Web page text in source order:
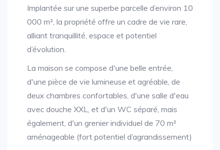
Implantée sur une superbe parcelle d’environ 10
000 m², la propriété offre un cadre de vie rare,
alliant tranquillité, espace et potentiel
d’évolution.
La maison se compose d'une belle entrée,
d'une pièce de vie lumineuse et agréable, de
deux chambres confortables, d'une salle d'eau
avec douche XXL, et d'un WC séparé, mais
également, d'un grenier individuel de 70 m²
aménageable (fort potentiel d’agrandissement)